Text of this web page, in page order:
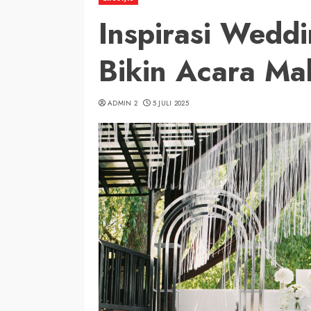
Inspirasi
Bikin Acara
ADMIN 2 5 JULI 2025